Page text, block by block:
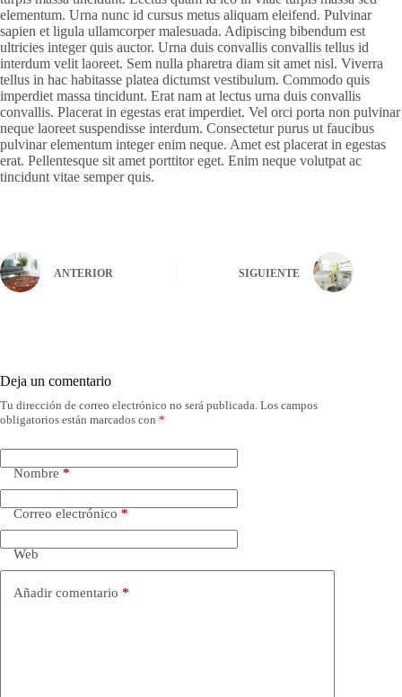
elementum. Urna nunc id cursus metus aliquam eleifend. Pulvinar
sapien et ligula ullamcorper malesuada. Adipiscing bibendum est
ultricies integer quis auctor. Urna duis convallis convallis tellus id
interdum velit laoreet. Sem nulla pharetra diam sit amet nisl. Viverra
tellus in hac habitasse platea dictumst vestibulum. Commodo quis
imperdiet massa tincidunt. Erat nam at lectus urna duis convallis
convallis. Placerat in egestas erat imperdiet. Vel orci porta non pulvinar
neque laoreet suspendisse interdum. Consectetur purus ut faucibus
pulvinar elementum integer enim neque. Amet est placerat in egestas
erat. Pellentesque sit amet porttitor eget. Enim neque volutpat ac
tincidunt vitae semper quis.
ANTERIOR SIGUIENTE
Deja un comentario
Tu dirección de correo electrónico no será publicada. Los campos
obligatorios están marcados con *
Nombre *
Correo electrónico *
Web
Añadir comentario *